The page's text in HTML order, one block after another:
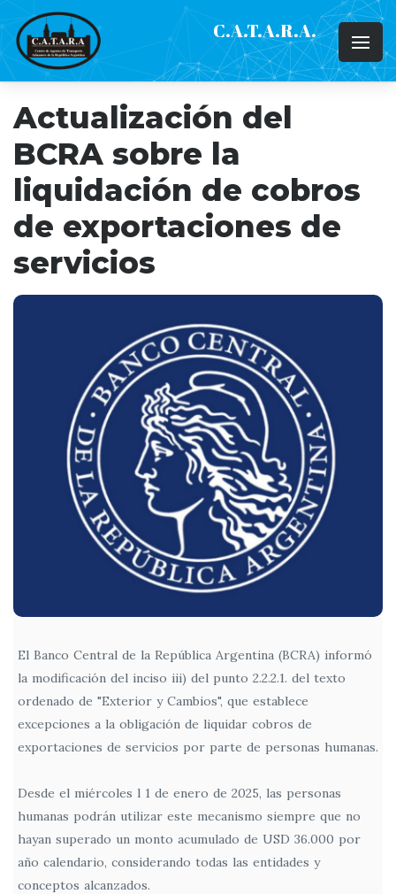
C.A.T.A.R.A.
Actualización del
BCRA sobre la
liquidación de cobros
de exportaciones de
servicios
El Banco Central de la República Argentina (BCRA) informó
la modificación del inciso iii) del punto 2.2.2.1. del texto
ordenado de "Exterior y Cambios", que establece
excepciones a la obligación de liquidar cobros de
exportaciones de servicios por parte de personas humanas.
Desde el miércoles l 1 de enero de 2025, las personas
humanas podrán utilizar este mecanismo siempre que no
hayan superado un monto acumulado de USD 36.000 por
año calendario, considerando todas las entidades y
conceptos alcanzados.